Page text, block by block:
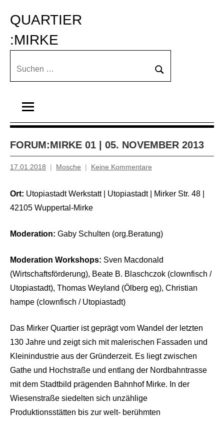
Inhalt
springen
QUARTIER
:MIRKE
Suchen
Suchen
FORUM:MIRKE 01 | 05. NOVEMBER 2013
17.01.2018 Mosche Keine Kommentare
Ort: Utopiastadt Werkstatt | Utopiastadt | Mirker Str. 48 |
42105 Wuppertal-Mirke
Moderation: Gaby Schulten (org.Beratung)
Moderation Workshops: Sven Macdonald
(Wirtschaftsförderung), Beate B. Blaschczok (clownfisch /
Utopiastadt), Thomas Weyland (Ölberg eg), Christian
hampe (clownfisch / Utopiastadt)
Das Mirker Quartier ist geprägt vom Wandel der letzten
130 Jahre und zeigt sich mit malerischen Fassaden und
Kleinindustrie aus der Gründerzeit. Es liegt zwischen
Gathe und Hochstraße und entlang der Nordbahntrasse
mit dem Stadtbild prägenden Bahnhof Mirke. In der
Wiesenstraße siedelten sich unzählige
Produktionsstätten bis zur welt- berühmten